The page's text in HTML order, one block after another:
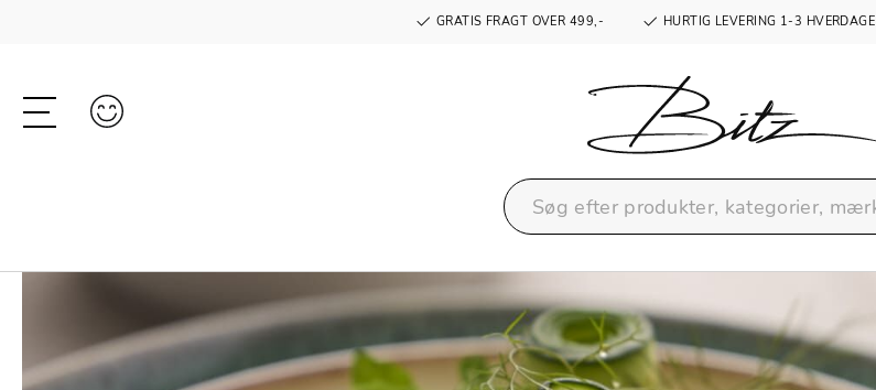
GRATIS FRAGT OVER 499,- HURTIG LEVERING 1-3 HVERDAGE